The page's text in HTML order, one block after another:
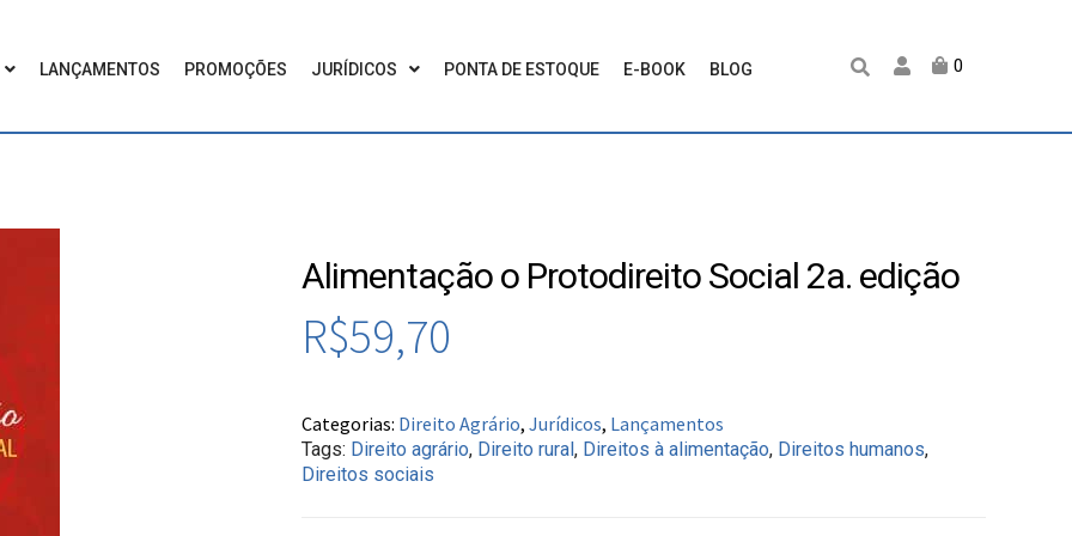
LANÇAMENTOS PROMOÇÕES JURÍDICOS PONTA DE ESTOQUE E-BOOK BLOG 0
Alimentação o Protodireito Social 2a. edição
R$59,70
Categorias: Direito Agrário, Jurídicos, Lançamentos
Tags: Direito agrário, Direito rural, Direitos à alimentação, Direitos humanos,
Direitos sociais